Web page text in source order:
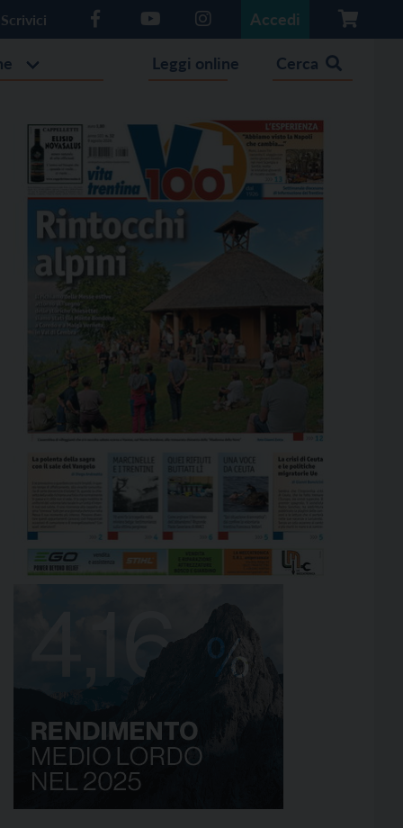
Scrivici Accedi
Leggi online Cerca